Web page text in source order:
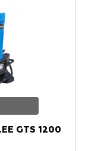
GTS 1200